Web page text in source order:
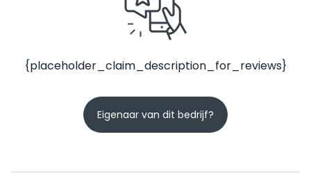
{placeholder_claim_description_for_reviews}
Eigenaar van dit bedrijf?